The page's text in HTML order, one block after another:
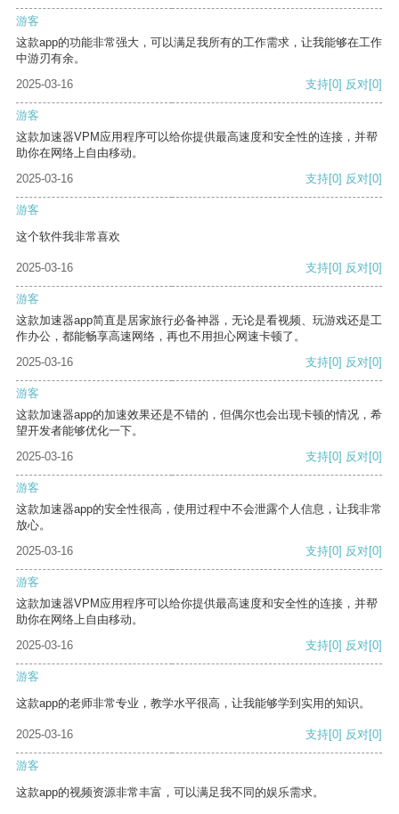
游客
这款app的功能非常强大，可以满足我所有的工作需求，让我能够在工作
中游刃有余。
2025-03-16
支持[0] 反对[0]
游客
这款加速器VPM应用程序可以给你提供最高速度和安全性的连接，并帮
助你在网络上自由移动。
2025-03-16
支持[0] 反对[0]
游客
这个软件我非常喜欢
2025-03-16 支持[0] 反对[0]
游客
这款加速器app简直是居家旅行必备神器，无论是看视频、玩游戏还是工
作办公，都能畅享高速网络，再也不用担心网速卡顿了。
2025-03-16
支持[0] 反对[0]
游客
这款加速器app的加速效果还是不错的，但偶尔也会出现卡顿的情况，希
望开发者能够优化一下。
2025-03-16
支持[0] 反对[0]
游客
这款加速器app的安全性很高，使用过程中不会泄露个人信息，让我非常
放心。
2025-03-16
支持[0] 反对[0]
游客
这款加速器VPM应用程序可以给你提供最高速度和安全性的连接，并帮
助你在网络上自由移动。
2025-03-16
支持[0] 反对[0]
游客
这款app的老师非常专业，教学水平很高，让我能够学到实用的知识。
2025-03-16 支持[0] 反对[0]
游客
这款app的视频资源非常丰富，可以满足我不同的娱乐需求。